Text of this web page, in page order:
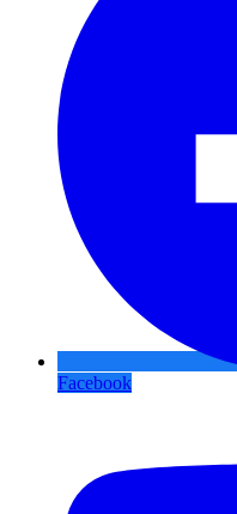
Facebook